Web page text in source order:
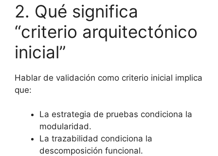
2. Qué significa
“criterio arquitectónico
inicial”
Hablar de validación como criterio inicial implica
que:
La estrategia de pruebas condiciona la
modularidad.
La trazabilidad condiciona la
descomposición funcional.